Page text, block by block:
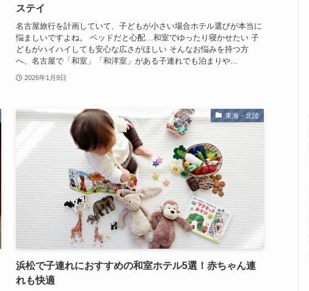
ステイ
名古屋旅行を計画していて、子どもが小さい場合ホテル選びが本当に
悩ましいですよね。 ベッドだと心配…和室でゆったり寝かせたい 子
どもがハイハイしても安心な広さがほしい そんなお悩みを持つ方
へ、名古屋で「和室」「和洋室」がある子連れでも泊まりや...
2026年1月9日
東海・北陸
浜松で子連れにおすすめの和室ホテル5選！赤ちゃん連
れも快適